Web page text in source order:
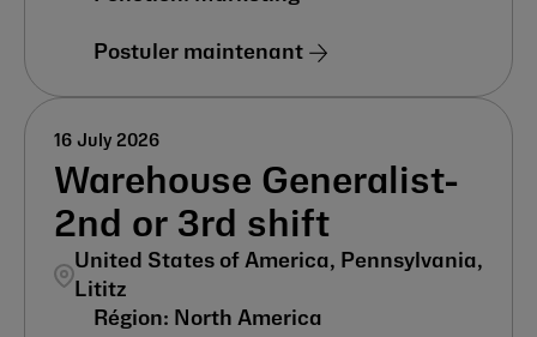
Postuler maintenant
Warehouse Generalist-
2nd or 3rd shift
United States of America, Pennsylvania,
Lititz
16 July 2026
North America